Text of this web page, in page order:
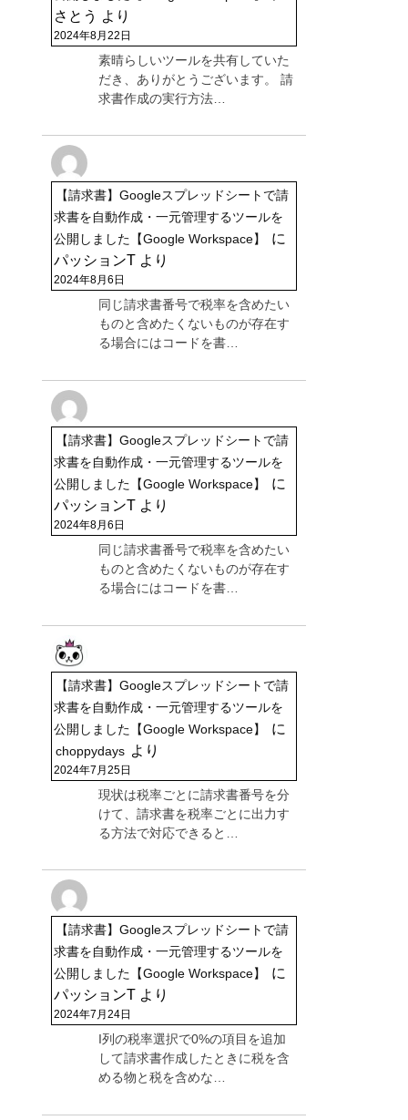
さとう より
2024年8月22日
素晴らしいツールを共有していた
だき、ありがとうございます。 請
求書作成の実行方法…
【請求書】Googleスプレッドシートで請
求書を自動作成・一元管理するツールを
公開しました【Google Workspace】
に
パッションT より
2024年8月6日
同じ請求書番号で税率を含めたい
ものと含めたくないものが存在す
る場合にはコードを書…
【請求書】Googleスプレッドシートで請
求書を自動作成・一元管理するツールを
公開しました【Google Workspace】
に
パッションT より
2024年8月6日
同じ請求書番号で税率を含めたい
ものと含めたくないものが存在す
る場合にはコードを書…
【請求書】Googleスプレッドシートで請
求書を自動作成・一元管理するツールを
公開しました【Google Workspace】
に
choppydays より
2024年7月25日
現状は税率ごとに請求書番号を分
けて、請求書を税率ごとに出力す
る方法で対応できると…
【請求書】Googleスプレッドシートで請
求書を自動作成・一元管理するツールを
公開しました【Google Workspace】
に
パッションT より
2024年7月24日
I列の税率選択で0%の項目を追加
して請求書作成したときに税を含
める物と税を含めな…